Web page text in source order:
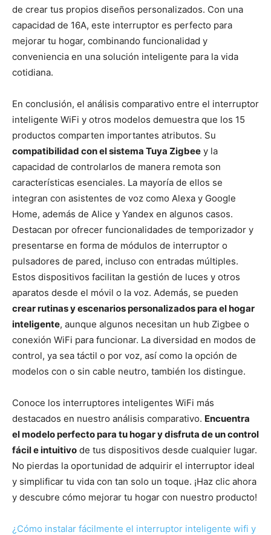
de crear tus propios diseños personalizados. Con una
capacidad de 16A, este interruptor es perfecto para
mejorar tu hogar, combinando funcionalidad y
conveniencia en una solución inteligente para la vida
cotidiana.
En conclusión, el análisis comparativo entre el interruptor
inteligente WiFi y otros modelos demuestra que los 15
productos comparten importantes atributos. Su
compatibilidad con el sistema Tuya Zigbee y la
capacidad de controlarlos de manera remota son
características esenciales. La mayoría de ellos se
integran con asistentes de voz como Alexa y Google
Home, además de Alice y Yandex en algunos casos.
Destacan por ofrecer funcionalidades de temporizador y
presentarse en forma de módulos de interruptor o
pulsadores de pared, incluso con entradas múltiples.
Estos dispositivos facilitan la gestión de luces y otros
aparatos desde el móvil o la voz. Además, se pueden
crear rutinas y escenarios personalizados para el hogar
inteligente, aunque algunos necesitan un hub Zigbee o
conexión WiFi para funcionar. La diversidad en modos de
control, ya sea táctil o por voz, así como la opción de
modelos con o sin cable neutro, también los distingue.
Conoce los interruptores inteligentes WiFi más
destacados en nuestro análisis comparativo. Encuentra
el modelo perfecto para tu hogar y disfruta de un control
fácil e intuitivo de tus dispositivos desde cualquier lugar.
No pierdas la oportunidad de adquirir el interruptor ideal
y simplificar tu vida con tan solo un toque. ¡Haz clic ahora
y descubre cómo mejorar tu hogar con nuestro producto!
¿Cómo instalar fácilmente el interruptor inteligente wifi y